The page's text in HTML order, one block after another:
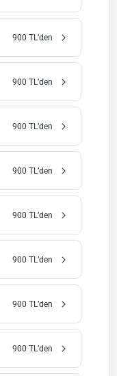
900 TL’den
900 TL’den
900 TL’den
900 TL’den
900 TL’den
900 TL’den
900 TL’den
900 TL’den